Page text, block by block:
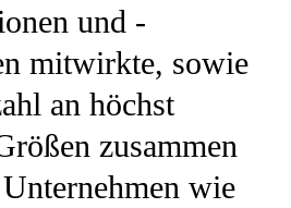
und -
mitwirkte, sowie
an höchst
zusammen
wie